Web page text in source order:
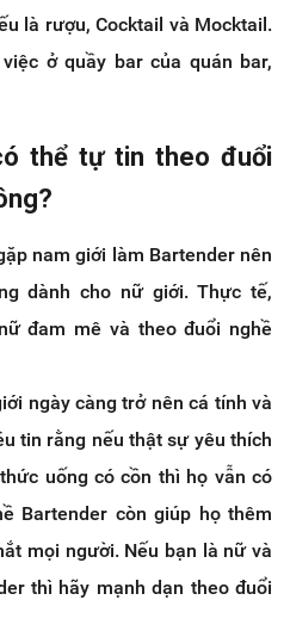
là rượu, Cocktail và Mocktail.
ở quầy bar của quán bar,
thể tự tin theo đuổi
nam giới làm Bartender nên
dành cho nữ giới. Thực tế,
đam mê và theo đuổi nghề
ngày càng trở nên cá tính và
tin rằng nếu thật sự yêu thích
uống có cồn thì họ vẫn có
Bartender còn giúp họ thêm
mọi người. Nếu bạn là nữ và
thì hãy mạnh dạn theo đuổi